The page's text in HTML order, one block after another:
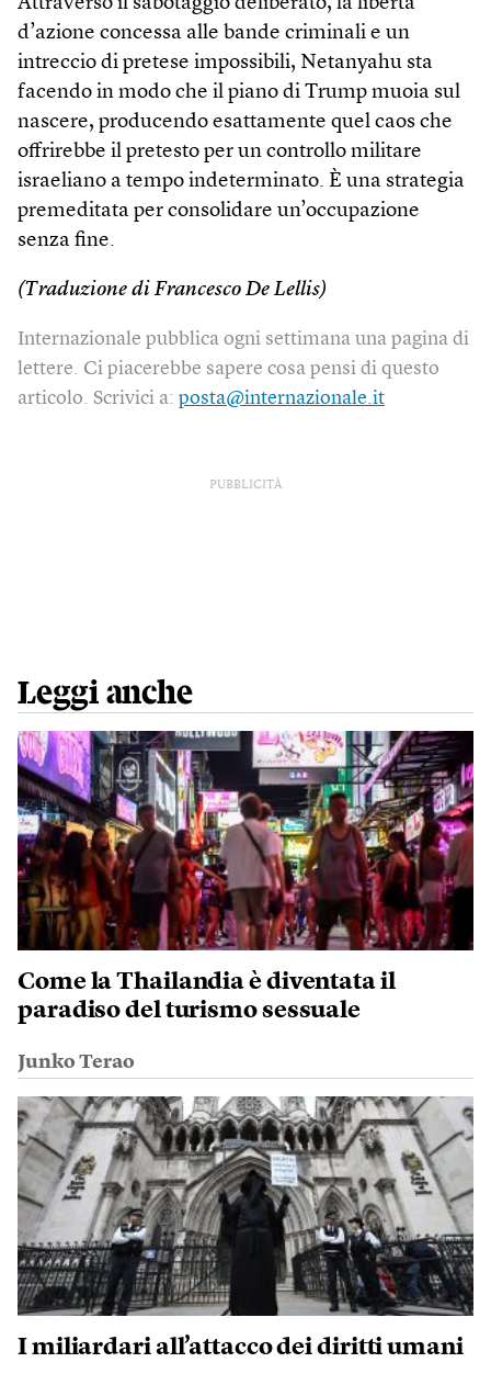
d’azione concessa alle bande criminali e un
intreccio di pretese impossibili, Netanyahu sta
facendo in modo che il piano di Trump muoia sul
nascere, producendo esattamente quel caos che
offrirebbe il pretesto per un controllo militare
israeliano a tempo indeterminato. È una strategia
premeditata per consolidare un’occupazione
senza fine.
(Traduzione di Francesco De Lellis)
Internazionale pubblica ogni settimana una pagina di
lettere. Ci piacerebbe sapere cosa pensi di questo
articolo. Scrivici a: posta@internazionale.it
PUBBLICITÀ
Leggi anche
Come la Thailandia è diventata il
paradiso del turismo sessuale
Junko Terao
I miliardari all’attacco dei diritti umani